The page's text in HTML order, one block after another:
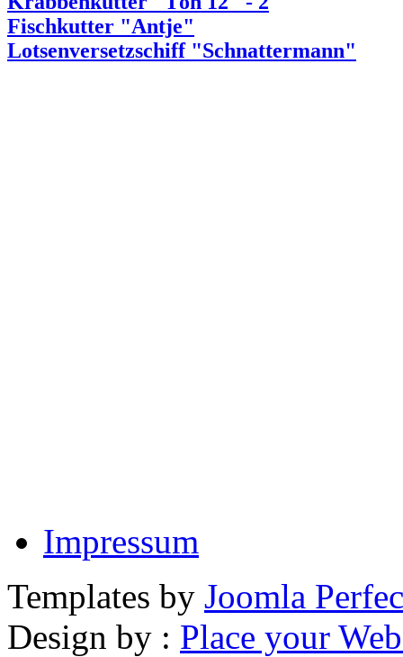
Fischkutter "Antje"
Lotsenversetzschiff "Schnattermann"
Impressum
Templates by Joomla
Design by : Place your